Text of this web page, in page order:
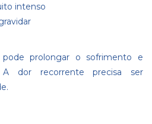
intenso
pode prolongar o sofrimento e
dor recorrente precisa ser